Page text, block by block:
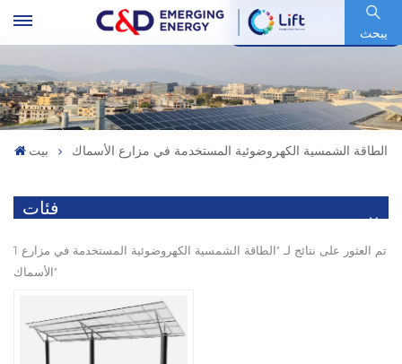
يبحث
رمز السهم : 600153.SH
بيت الطاقة الشمسية الكهروضوئية المستخدمة في مزارع الأسماك
فئات
1 تم العثور على نتائج لـ "الطاقة الشمسية الكهروضوئية المستخدمة في مزارع
الأسماك"